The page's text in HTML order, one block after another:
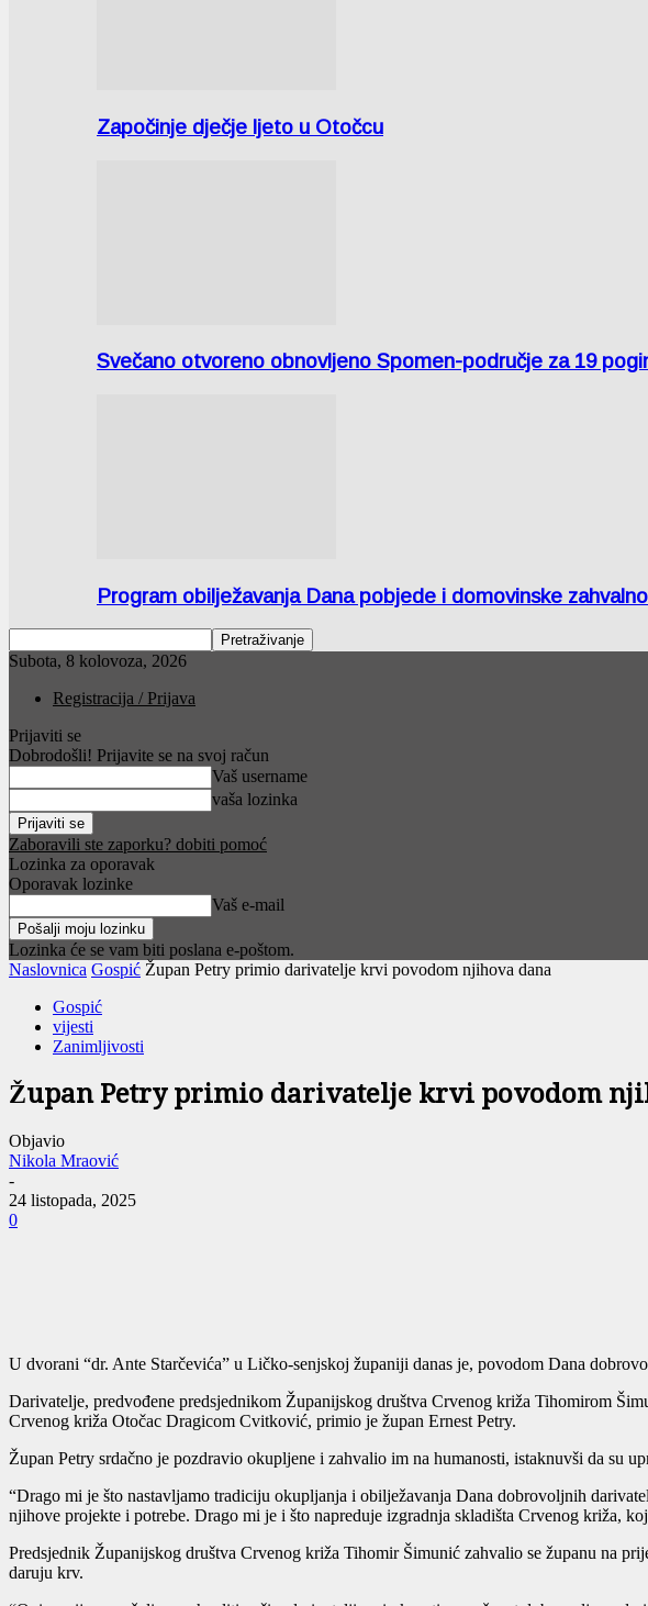
Započinje dječje ljeto u Otočcu
Svečano otvoreno obnovljeno Spomen-područje za 19
Program obilježavanja Dana pobjede i domovinske
Subota, 8 kolovoza, 2026
Registracija / Prijava
Prijaviti se
Dobrodošli! Prijavite se na svoj račun
Vaš username
vaša lozinka
Zaboravili ste zaporku? dobiti pomoć
Lozinka za oporavak
Oporavak lozinke
Vaš e-mail
Lozinka će se vam biti poslana e-poštom.
Naslovnica Gospić Župan Petry primio darivatelje krvi povodom njihova dana
Gospić
vijesti
Zanimljivosti
Župan Petry primio darivatelje krvi povodom
Objavio
Nikola Mraović
-
24 listopada, 2025
0
U dvorani “dr. Ante Starčevića” u Ličko-senjskoj županiji danas je, povodom Dana
Darivatelje, predvođene predsjednikom Županijskog društva Crvenog križa Tihomirom
Crvenog križa Otočac Dragicom Cvitković, primio je župan Ernest Petry.
Župan Petry srdačno je pozdravio okupljene i zahvalio im na humanosti, istaknuvši da su
“Drago mi je što nastavljamo tradiciju okupljanja i obilježavanja Dana dobrovoljnih
njihove projekte i potrebe. Drago mi je i što napreduje izgradnja skladišta Crvenog križa,
Predsjednik Županijskog društva Crvenog križa Tihomir Šimunić zahvalio se županu na
daruju krv.